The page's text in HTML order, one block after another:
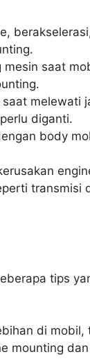
saat
melewati
diganti.
body
transmisi
tips
di mobil,
mounting